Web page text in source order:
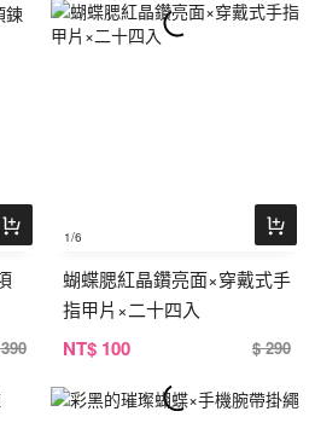
1/6
蝴蝶腮紅晶鑽亮面×穿戴式手
指甲片×二十四入
NT$ 100 $ 290